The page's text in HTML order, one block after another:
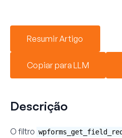
Resumir Artigo
Copiar para LLM
Descrição
O filtro